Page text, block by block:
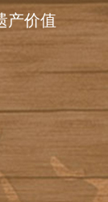
产价值